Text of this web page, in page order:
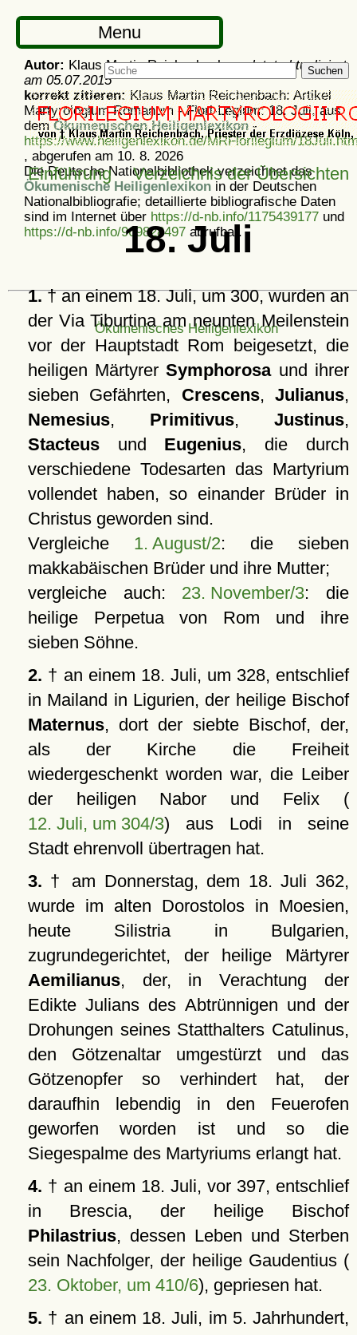
Menu
Suchen
Einführung Verzeichnis der Übersichten
18. Juli
1.† an einem 18. Juli, um 300, wurden an
der Via Tiburtina am neunten Meilenstein
vor der Hauptstadt Rom beigesetzt, die
heiligen MärtyrerSymphorosaund ihrer
sieben Gefährten, Crescens,Julianus,
Nemesius, Primitivus, Justinus,
Stacteusund Eugenius, die durch
verschiedene Todesarten das Martyrium
vollendet haben, so einander Brüder in
Christus geworden sind.
Vergleiche 1. August/2: die sieben
makkabäischen Brüder und ihre Mutter;
vergleiche auch: 23. November/3: die
heilige Perpetua von Rom und ihre
sieben Söhne.
2. † an einem 18. Juli, um 328, entschlief
in Mailand in Ligurien, der heilige Bischof
Maternus, dort der siebte Bischof, der,
als der Kirche die Freiheit
wiedergeschenkt worden war, die Leiber
der heiligen Nabor und Felix (
12. Juli, um 304/3) aus Lodi in seine
Stadt ehrenvoll übertragen hat.
3. † am Donnerstag, dem 18. Juli 362,
wurde im alten Dorostolos in Moesien,
heute Silistria in Bulgarien,
zugrundegerichtet, der heilige Märtyrer
Aemilianus, der, in Verachtung der
Edikte Julians des Abtrünnigen und der
Drohungen seines Statthalters Catulinus,
den Götzenaltar umgestürzt und das
Götzenopfer so verhindert hat, der
daraufhin lebendig in den Feuerofen
geworfen worden ist und so die
Siegespalme des Martyriums erlangt hat.
4. † an einem 18. Juli, vor 397, entschlief
in Brescia, der heilige Bischof
Philastrius, dessen Leben und Sterben
sein Nachfolger, der heilige Gaudentius (
23. Oktober, um 410/6), gepriesen hat.
5. † an einem 18. Juli, im 5. Jahrhundert,
Autor: Klaus Martin Reichenbach -zuletzt aktualisiert
am 05.07.2015
korrekt zitieren:Klaus Martin Reichenbach: Artikel
Martyrologium Romanum - Flori-Legium: 18. Juli, aus
demÖkumenischen Heiligenlexikon-
https://www.heiligenlexikon.de/MRFlorilegium/
, abgerufen am 10. 8. 2026
Die Deutsche Nationalbibliothek verzeichnet das
Ökumenische Heiligenlexikon in der Deutschen
Nationalbibliografie; detaillierte bibliografische Daten
sind im Internet über https://d-nb.info/1175439177 und
https://d-nb.info/969828497 abrufbar.
Ökumenisches Heiligenlexikon